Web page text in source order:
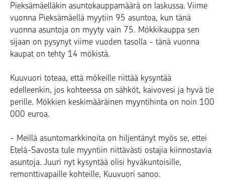
Pieksämäelläkin asuntokauppamäärä on laskussa. Viime
vuonna Pieksämäellä myytiin 95 asuntoa, kun tänä
vuonna asuntoja on myyty vain 75. Mökkikauppa sen
sijaan on pysynyt viime vuoden tasolla - tänä vuonna
kaupat on tehty 14 mökistä.
Kuuvuori toteaa, että mökeille riittää kysyntää
edelleenkin, jos kohteessa on sähköt, kaivovesi ja hyvä tie
perille. Mökkien keskimääräinen myyntihinta on noin 100
000 euroa.
- Meillä asuntomarkkinoita on hiljentänyt myös se, ettei
Etelä-Savosta tule myyntiin riittävästi ostajia kiinnostavia
asuntoja. Juuri nyt kysyntää olisi hyväkuntoisille,
remonttivapaille kohteille, Kuuvuori sanoo.